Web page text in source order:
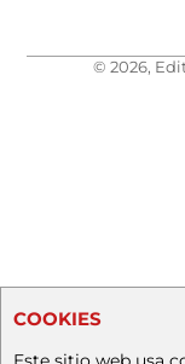
© 2026,
COOKIES